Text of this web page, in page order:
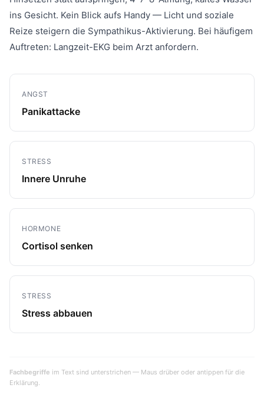
ins Gesicht. Kein Blick aufs Handy — Licht und soziale
Reize steigern die Sympathikus-Aktivierung. Bei häufigem
Auftreten: Langzeit-EKG beim Arzt anfordern.
ANGST
Panikattacke
STRESS
Innere Unruhe
HORMONE
Cortisol senken
STRESS
Stress abbauen
Fachbegriffe im Text sind unterstrichen — Maus drüber oder antippen für die
Erklärung.